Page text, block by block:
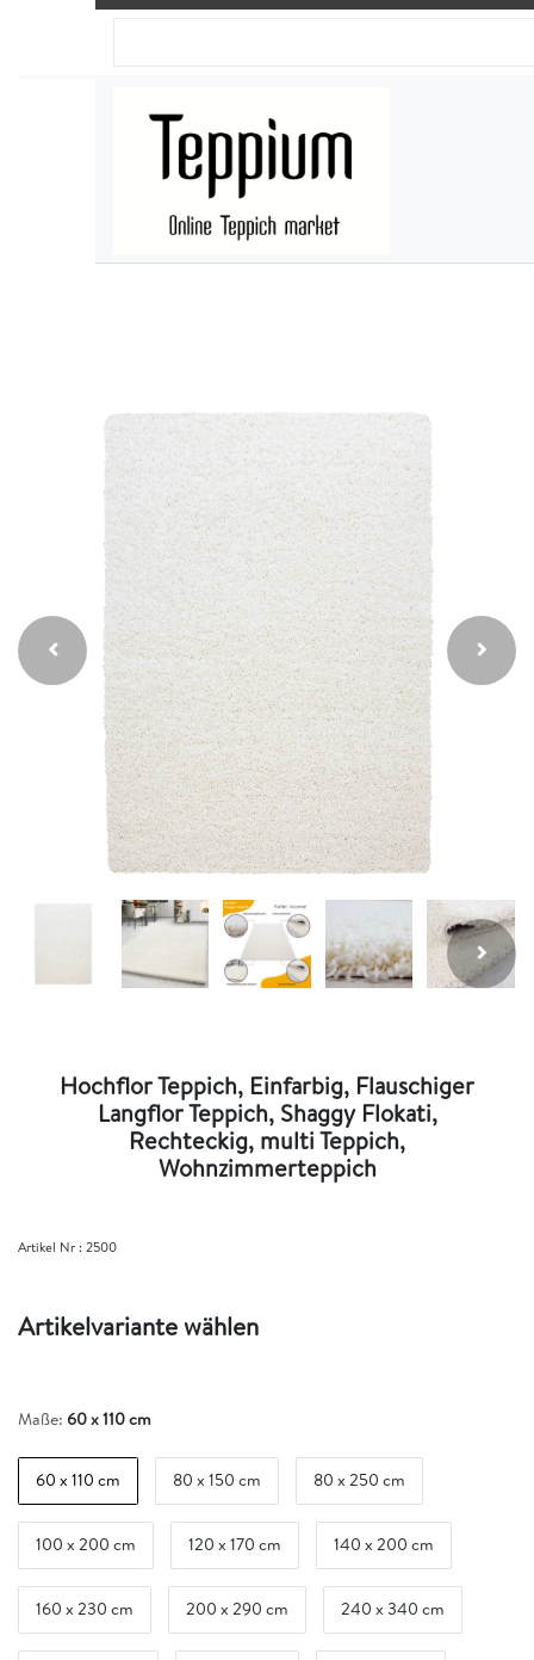
Hochflor Teppich, Einfarbig, Flauschiger
Langflor Teppich, Shaggy Flokati,
Rechteckig, multi Teppich,
Wohnzimmerteppich
Artikel Nr :2500
Artikelvariante wählen
Maße: 60 x 110 cm
60 x 110 cm 80 x 150 cm 80 x 250 cm
100 x 200 cm 120 x 170 cm 140 x 200 cm
160 x 230 cm 200 x 290 cm 240 x 340 cm